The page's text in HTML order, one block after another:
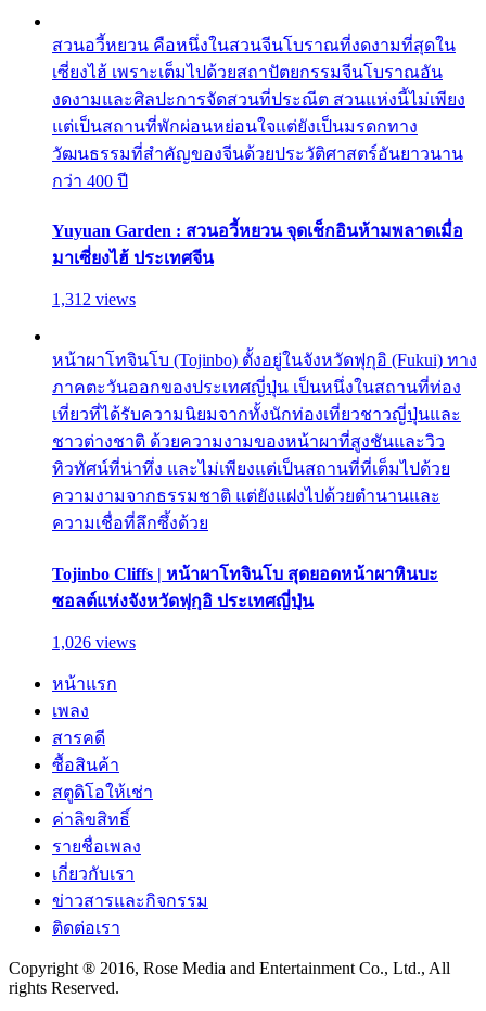
สวนอวี้หยวน คือหนึ่งในสวนจีนโบราณที่งดงามที่สุดใน
เซี่ยงไฮ้ เพราะเต็มไปด้วยสถาปัตยกรรมจีนโบราณอัน
งดงามและศิลปะการจัดสวนที่ประณีต สวนแห่งนี้ไม่เพียง
แต่เป็นสถานที่พักผ่อนหย่อนใจแต่ยังเป็นมรดกทาง
วัฒนธรรมที่สำคัญของจีนด้วยประวัติศาสตร์อันยาวนาน
กว่า 400 ปี
Yuyuan Garden : สวนอวี้หยวน จุดเช็กอินห้ามพลาดเมื่อ
มาเซี่ยงไฮ้ ประเทศจีน
1,312 views
หน้าผาโทจินโบ (Tojinbo) ตั้งอยู่ในจังหวัดฟุกุอิ (Fukui) ทาง
ภาคตะวันออกของประเทศญี่ปุ่น เป็นหนึ่งในสถานที่ท่อง
เที่ยวที่ได้รับความนิยมจากทั้งนักท่องเที่ยวชาวญี่ปุ่นและ
ชาวต่างชาติ ด้วยความงามของหน้าผาที่สูงชันและวิว
ทิวทัศน์ที่น่าทึ่ง และไม่เพียงแต่เป็นสถานที่ที่เต็มไปด้วย
ความงามจากธรรมชาติ แต่ยังแฝงไปด้วยตำนานและ
ความเชื่อที่ลึกซึ้งด้วย
Tojinbo Cliffs | หน้าผาโทจินโบ สุดยอดหน้าผาหินบะ
ซอลต์แห่งจังหวัดฟุกุอิ ประเทศญี่ปุ่น
1,026 views
หน้าแรก
เพลง
สารคดี
ซื้อสินค้า
สตูดิโอให้เช่า
ค่าลิขสิทธิ์
รายชื่อเพลง
เกี่ยวกับเรา
ข่าวสารและกิจกรรม
ติดต่อเรา
Copyright ® 2016, Rose Media and Entertainment Co., Ltd., All
rights Reserved.